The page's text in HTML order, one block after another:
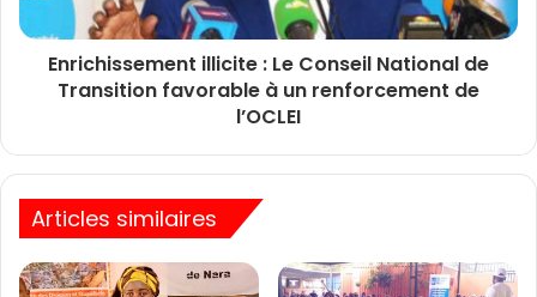
Enrichissement illicite : Le Conseil National de
Transition favorable à un renforcement de
l’OCLEI
Articles similaires